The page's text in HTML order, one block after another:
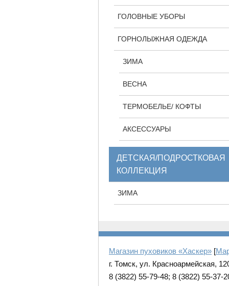
ГОЛОВНЫЕ УБОРЫ
ГОРНОЛЫЖНАЯ ОДЕЖДА
ЗИМА
ВЕСНА
ТЕРМОБЕЛЬЕ/ КОФТЫ
АКСЕССУАРЫ
ДЕТСКАЯ/ПОДРОСТКОВАЯ
КОЛЛЕКЦИЯ
ЗИМА
Магазин пуховиков «Хаскер» [
г. Томск, ул. Красноармейская,
8 (3822) 55-79-48; 8 (3822) 55-37-